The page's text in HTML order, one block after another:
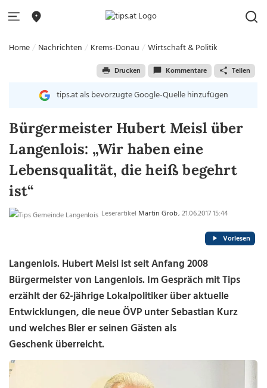
Home Nachrichten Krems-Donau Wirtschaft & Politik
Drucken Kommentare Teilen
tips.at als bevorzugte Google-Quelle hinzufügen
Bürgermeister Hubert Meisl über
Langenlois: „Wir haben eine
Lebensqualität, die heiß begehrt
ist“
LeserartikelMartin Grob, 21.06.2017 15:44
Vorlesen
Langenlois. Hubert Meisl ist seit Anfang 2008
Bürgermeister von Langenlois. Im Gespräch mit Tips
erzählt der 62-jährige Lokalpolitiker über aktuelle
Entwicklungen, die neue ÖVP unter Sebastian Kurz
und welches Bier er seinen Gästen als
Geschenk überreicht.